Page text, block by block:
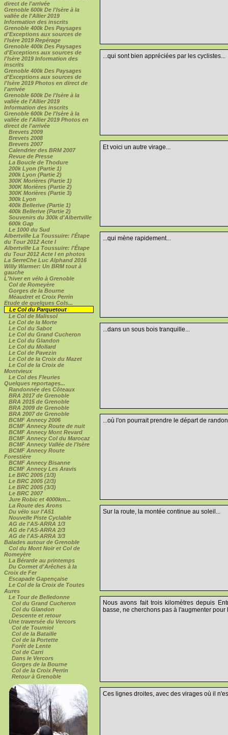
direct de l'arrivée
Grenoble 600k De l'Isère à la
vallée de l'Allier 2019
Information des inscrits
Grenoble 400k Des Paysages
d'Exceptions aux sources de
l'Isère 2019 Repérage
Grenoble 400k Des Paysages
d'Exceptions aux sources de
l'Isère 2019 Information des
inscrits
Grenoble 400k Des Paysages
d'Exceptions aux sources de
l'Isère 2019 Photos en direct de
l'arrivée
Grenoble 600k De l'Isère à la
vallée de l'Allier 2019
Information des inscrits
Grenoble 600k De l'Isère à la
vallée de l'Allier 2019 Photos en
direct de l'arrivée
Brevets 2009
Brevets 2008
Brevets 2007
Calendrier des BRM 2007
Revue de Presse
La Boucle de Thodure
200k Lyon (Partie 1)
200k Lyon (Partie 2)
300K Morières (Partie 1)
300K Morières (Partie 2)
300K Morières (Partie 3)
300k Lyon
400k Bellerive (Partie 1)
400k Bellerive (Partie 2)
Souvenirs du 300k d'Albertville
600k Gap
Le 1000 du Sud
Albertville La Toussuire: l'Étape
du Tour 2012 Acte I
Albertville La Toussuire: l'Étape
du Tour 2012 Acte I en photos
La SerreChe Luc Alphand 2016
Willy Warmer: Un BRM tout à
gauche
L'hiver en vélo à Grenoble
Col de Romeyère
Gorges de la Bourne
Méaudret et Croix Perrin
Etude de quelques Cols...
Le Col du Parquetout
Le Col de Malissol
Le Col de la Morte
Le Col du Sabot
Le Col du Grand Cucheron
Le Col du Glandon
Le Col du Mollard
Le Col de Pavezin
Le Col de la Croix du Mazet
Le Col de la Croix de
Montvieux
Le Col des Fleuries
Quelques reportages...
Randonnée des Côteaux
BRA 2017 de Grenoble
BRA 2015 de Grenoble
BRA 2009 de Grenoble
BRA 2007 de Grenoble
BCMF Annecy 2006
BCMF Annecy Route de nuit
BCMF Annecy Mont Revard
BCMF Annecy Col du Marocaz
BCMF Annecy Vallée de l'Isère
BCMF Annecy Route
Forestière
BCMF Annecy Bisanne
BCMF Annecy Les Aravis
Le BRC 2005 (1/3)
Le BRC 2005 (2/3)
Le BRC 2005 (3/3)
Le BRC 2007
Jure Robic et 4000km...
La Route des Arons
Du vélo sur l'A51
Nouvelle Piste Cyclable
AG de l'AS-ARRA 1/3
AG de l'AS-ARRA 2/3
AG de l'AS-ARRA 3/3
Balades autour de Grenoble
Col du Mont Noir et Col de
Romeyère
La Bérarde au printemps
Du Cormet d'Arêches à la
Croix de Fer
Escapade Gapençaise
Le Col de la Croix de Toutes
Aures
Le Tour de Belledonne
Col du Grand Cucheron
Col du Glandon
Descente et retour
Une traversée du Vercors
Col de Tourniol
Col de la Bataille
Col de la Portette
Forêt de Lente
Col de Carri
Dans le Vercors
Gorges de la Bourne
Col de la Croix Perrin
Retour à Grenoble
...qui sont bien appréciées par les cyclistes...
Et voici un autre virage...
...qui mène rapidement...
...dans un sous bois tranquille...
...où l'on pourrait prendre le départ de
Sur la route, la montée continue au soleil...
Nous avons fait trois kilomètres depuis
basse, ne cherchons pas à l'augmenter pour
Ces lignes droites, avec des virages où il